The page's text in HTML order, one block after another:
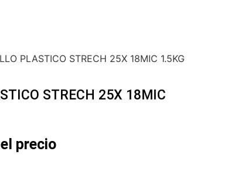
PLASTICO STRECH 25X 18MIC 1.5KG
STRECH 25X 18MIC
precio